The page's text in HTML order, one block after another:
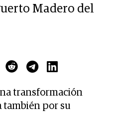
Madero del
transformación
por su